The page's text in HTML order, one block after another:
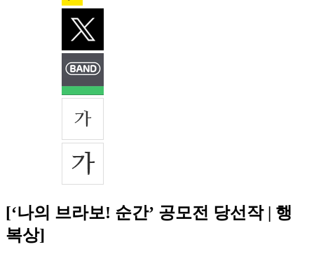
[‘나의 브라보! 순간’ 공모전 당선작 | 행
복상]